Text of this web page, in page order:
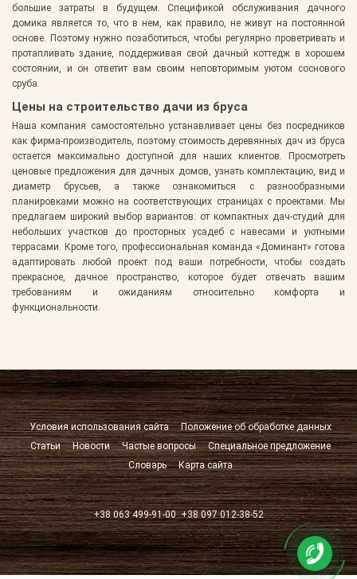
большие затраты в будущем. Спецификой обслуживания дачного
домика является то, что в нем, как правило, не живут на постоянной
основе. Поэтому нужно позаботиться, чтобы регулярно проветривать и
протапливать здание, поддерживая свой дачный коттедж в хорошем
состоянии, и он ответит вам своим неповторимым уютом соснового
сруба.
Цены на строительство дачи из бруса
Наша компания самостоятельно устанавливает цены без посредников
как фирма-производитель, поэтому стоимость деревянных дач из бруса
остается максимально доступной для наших клиентов. Просмотреть
ценовые предложения для дачных домов, узнать комплектацию, вид и
диаметр брусьев, а также ознакомиться с разнообразными
планировками можно на соответствующих страницах с проектами. Мы
предлагаем широкий выбор вариантов: от компактных дач-студий для
небольших участков до просторных усадеб с навесами и уютными
террасами. Кроме того, профессиональная команда «Доминант» готова
адаптировать любой проект под ваши потребности, чтобы создать
прекрасное, дачное пространство, которое будет отвечать вашим
требованиям и ожиданиям относительно комфорта и
функциональности.
Условия использования сайта
Положение об обработке данных
Статьи
Новости Частые вопросы
Специальное предложение
Словарь
Карта сайта
+38 063 499-91-00 +38 097 012-38-52